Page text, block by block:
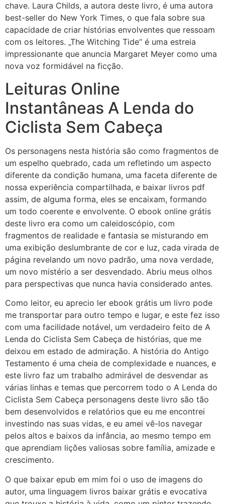
chave. Laura Childs, a autora deste livro, é uma autora
best-seller do New York Times, o que fala sobre sua
capacidade de criar histórias envolventes que ressoam
com os leitores. „The Witching Tide“ é uma estreia
impressionante que anuncia Margaret Meyer como uma
nova voz formidável na ficção.
Leituras Online
Instantâneas A Lenda do
Ciclista Sem Cabeça
Os personagens nesta história são como fragmentos de
um espelho quebrado, cada um refletindo um aspecto
diferente da condição humana, uma faceta diferente de
nossa experiência compartilhada, e baixar livros pdf
assim, de alguma forma, eles se encaixam, formando
um todo coerente e envolvente. O ebook online grátis
deste livro era como um caleidoscópio, com
fragmentos de realidade e fantasia se misturando em
uma exibição deslumbrante de cor e luz, cada virada de
página revelando um novo padrão, uma nova verdade,
um novo mistério a ser desvendado. Abriu meus olhos
para perspectivas que nunca havia considerado antes.
Como leitor, eu aprecio ler ebook grátis um livro pode
me transportar para outro tempo e lugar, e este fez isso
com uma facilidade notável, um verdadeiro feito de A
Lenda do Ciclista Sem Cabeça de histórias, que me
deixou em estado de admiração. A história do Antigo
Testamento é uma cheia de complexidade e nuances, e
este livro faz um trabalho admirável de desvendar as
várias linhas e temas que percorrem todo o A Lenda do
Ciclista Sem Cabeça personagens deste livro são tão
bem desenvolvidos e relatórios que eu me encontrei
investindo nas suas vidas, e eu amei vê-los navegar
pelos altos e baixos da infância, ao mesmo tempo em
que aprendiam lições valiosas sobre família, amizade e
crescimento.
O que baixar epub em mim foi o uso de imagens do
autor, uma linguagem livros baixar grátis e evocativa